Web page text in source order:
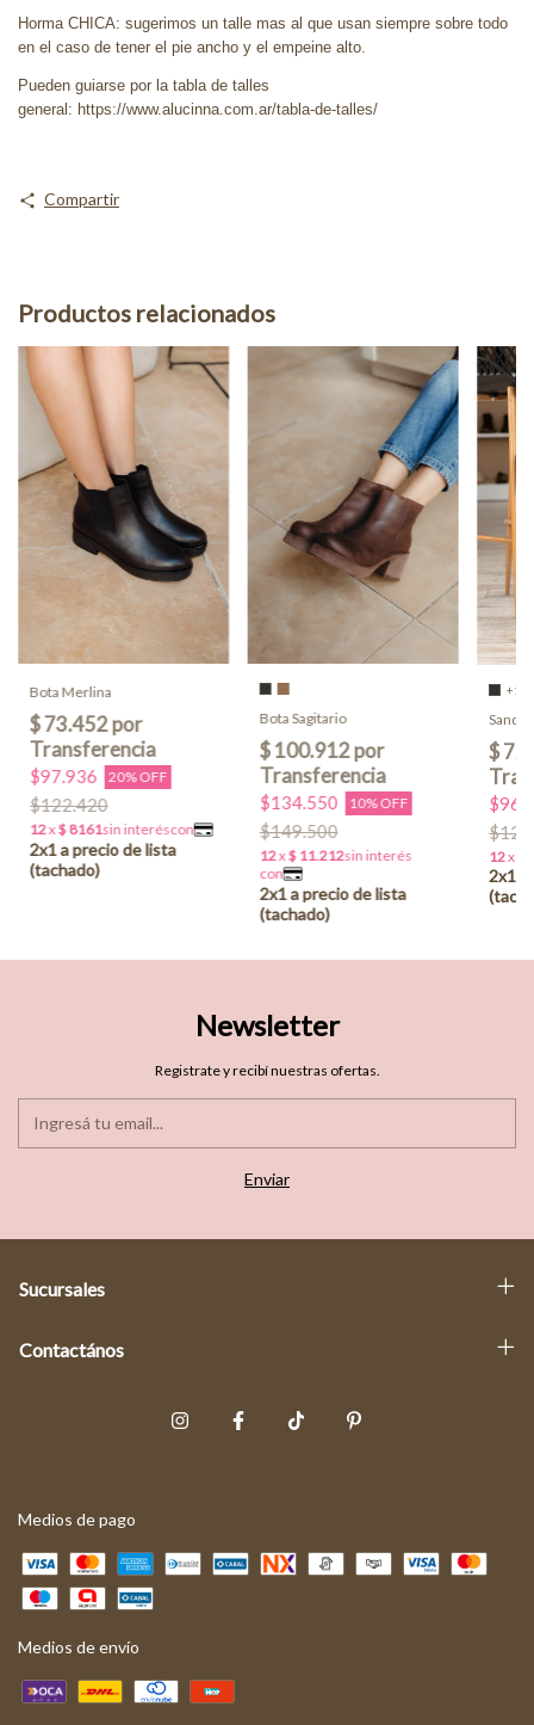
Horma CHICA: sugerimos un talle mas al que usan siempre sobre todo
en el caso de tener el pie ancho y el empeine alto.
Pueden guiarse por la tabla de talles
general: https://www.alucinna.com.ar/tabla-de-talles/
Compartir
Productos relacionados
Bota Merlina
$97.936 20% OFF
$122.420
Bota Sagitario
$134.550 10% OFF
$149.500
+1
Newsletter
Registrate y recibí nuestras ofertas.
Sucursales
Contactános
Medios de pago
Medios de envío